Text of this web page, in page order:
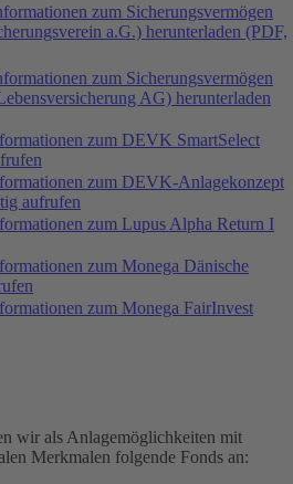
zum Sicherungsvermögen
a.G.) herunterladen (PDF,
zum Sicherungsvermögen
AG) herunterladen
zum DEVK SmartSelect
zum DEVK-Anlagekonzept
aufrufen
zum Lupus Alpha Return I
zum Monega Dänische
zum Monega FairInvest
wir als Anlagemöglichkeiten mit
Merkmalen folgende Fonds an: